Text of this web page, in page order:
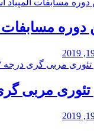
دوره مسابفات
مربی گری